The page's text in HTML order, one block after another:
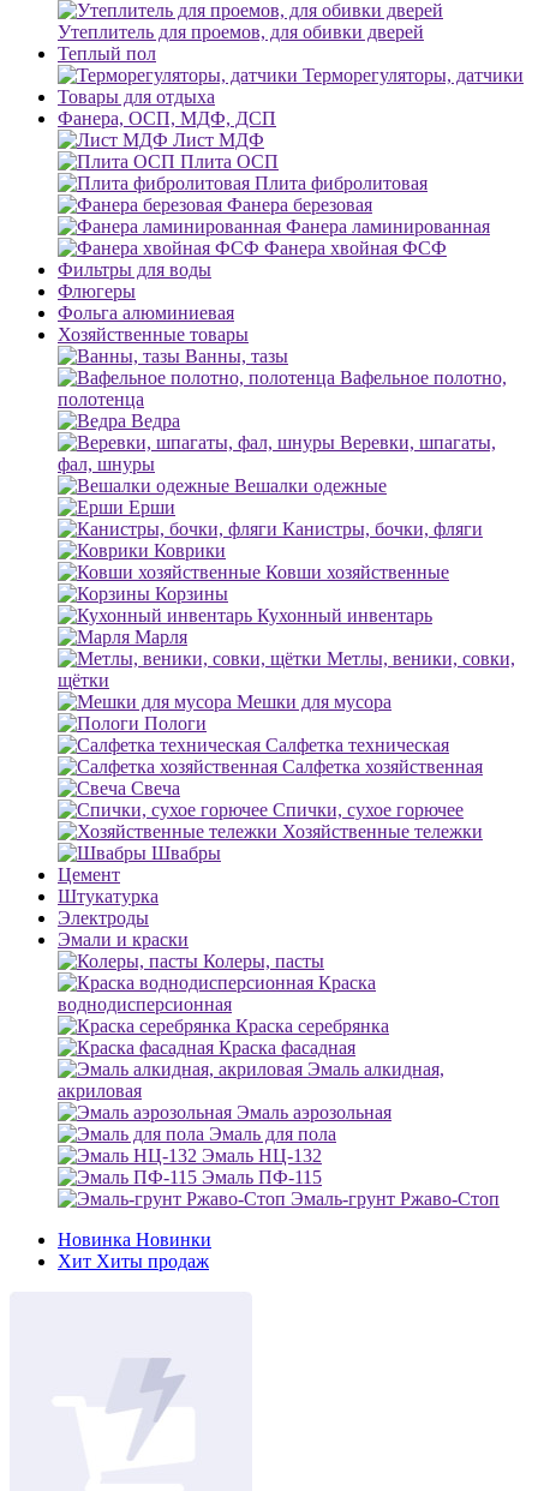
Утеплитель для проемов, для обивки дверей
Теплый пол
Терморегуляторы, датчики
Товары для отдыха
Фанера, ОСП, МДФ, ДСП
Лист МДФ
Плита ОСП
Плита фибролитовая
Фанера березовая
Фанера ламинированная
Фанера хвойная ФСФ
Фильтры для воды
Флюгеры
Фольга алюминиевая
Хозяйственные товары
Ванны, тазы
Вафельное полотно,
полотенца
Ведра
Веревки, шпагаты,
фал, шнуры
Вешалки одежные
Ерши
Канистры, бочки, фляги
Коврики
Ковши хозяйственные
Корзины
Кухонный инвентарь
Марля
Метлы, веники, совки,
щётки
Мешки для мусора
Пологи
Салфетка техническая
Салфетка хозяйственная
Свеча
Спички, сухое горючее
Хозяйственные тележки
Швабры
Цемент
Штукатурка
Электроды
Эмали и краски
Колеры, пасты
Краска
воднодисперсионная
Краска серебрянка
Краска фасадная
Эмаль алкидная,
акриловая
Эмаль аэрозольная
Эмаль для пола
Эмаль НЦ-132
Эмаль ПФ-115
Эмаль-грунт Ржаво-Стоп
Новинка Новинки
Хит Хиты продаж